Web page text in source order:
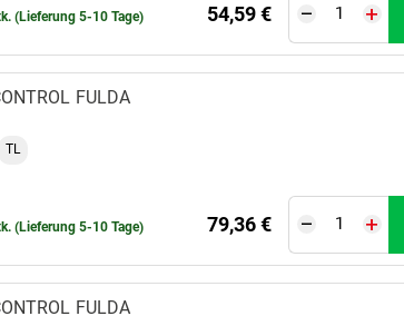
54,59 €
(Lieferung 5-10 Tage)
FULDA
TL
79,36 €
(Lieferung 5-10 Tage)
FULDA